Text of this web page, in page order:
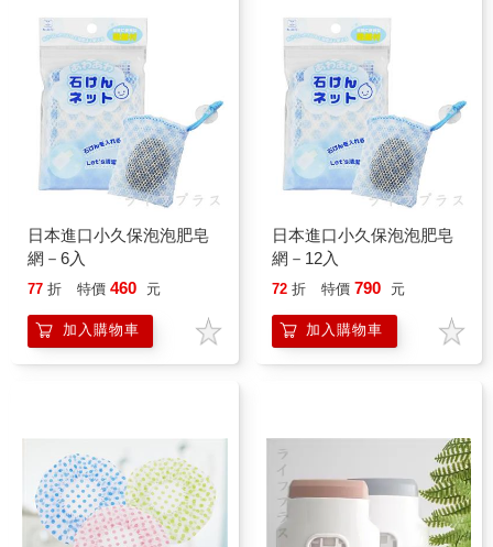
日本進口小久保泡泡肥皂
網－6入
77 折 特價 460 元
加入購物車
日本進口小久保泡泡肥皂
網－12入
72 折 特價 790 元
加入購物車